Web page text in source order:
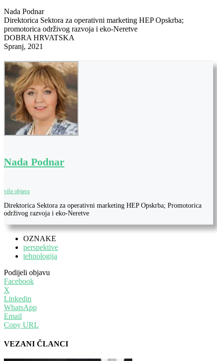
Nada Podnar
Direktorica Sektora za operativni marketing HEP Opskrba;
promotorica održivog razvoja i eko-Neretve
DOBRA HRVATSKA
Spranj, 2021
Nada Podnar
više objava
Direktorica Sektora za operativni marketing HEP Opskrba; Promotorica
održivog razvoja i eko-Neretve
OZNAKE
perspektive
tehnologija
Podijeli objavu
Facebook
X
Linkedin
WhatsApp
Email
Copy URL
VEZANI ČLANCI